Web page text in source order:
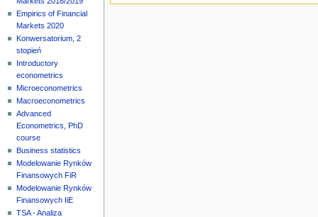
Empirics of Financial
Markets 2020
Konwersatorium, 2
stopień
Introductory
econometrics
Microeconometrics
Macroeconometrics
Advanced
Econometrics, PhD
course
Business statistics
Modelowanie Rynków
Finansowych FiR
Modelowanie Rynków
Finansowych IiE
TSA - Analiza